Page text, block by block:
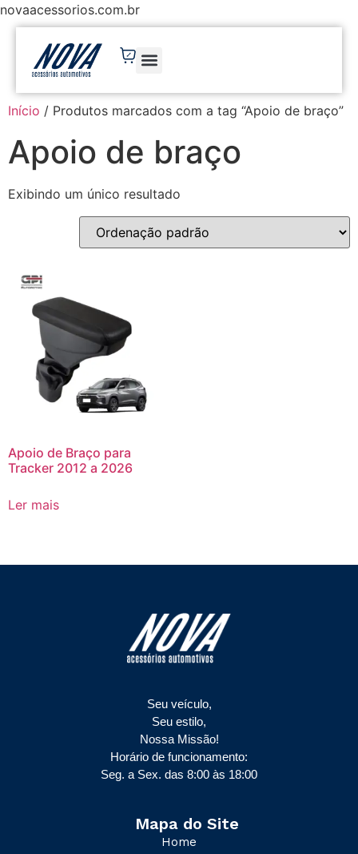
novaacessorios.com.br
Início / Produtos marcados com a tag “Apoio de braço”
Apoio de braço
Exibindo um único resultado
Apoio de Braço para
Tracker 2012 a 2026
Ler mais
Seu veículo,
Seu estilo,
Nossa Missão!
Horário de funcionamento:
Seg. a Sex. das 8:00 às 18:00
Mapa do Site
Home